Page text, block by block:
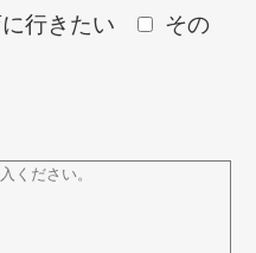
行きたい
その